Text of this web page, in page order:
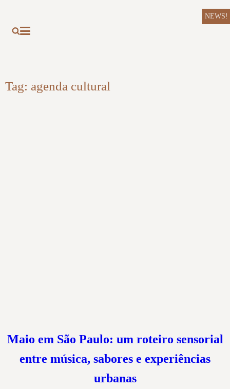
NEWS!
Tag: agenda cultural
Maio em São Paulo: um roteiro sensorial
entre música, sabores e experiências
urbanas